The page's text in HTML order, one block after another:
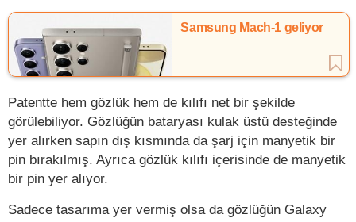
Samsung Mach-1 geliyor
Patentte hem gözlük hem de kılıfı net bir şekilde
görülebiliyor. Gözlüğün bataryası kulak üstü desteğinde
yer alırken sapın dış kısmında da şarj için manyetik bir
pin bırakılmış. Ayrıca gözlük kılıfı içerisinde de manyetik
bir pin yer alıyor.
Sadece tasarıma yer vermiş olsa da gözlüğün Galaxy